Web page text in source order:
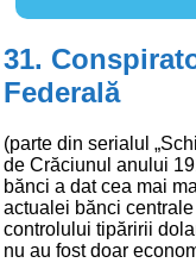
31.
Federală
(parte din serialul
de Crăciunul anului
bănci a dat cea mai
actualei bănci
controlului tipăririi
nu au fost doar